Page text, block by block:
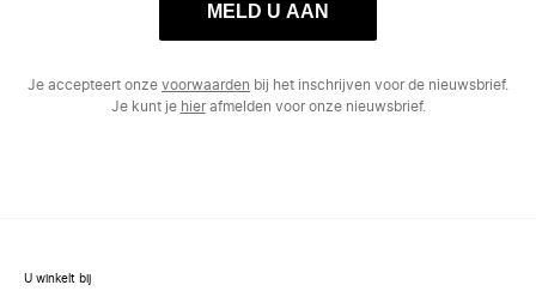
MELD U AAN
Je accepteert onze voorwaarden bij het inschrijven voor de nieuwsbrief.
Je kunt je hierafmelden voor onze nieuwsbrief.
U winkelt bij